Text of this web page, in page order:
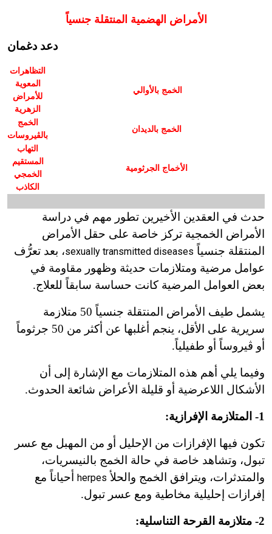
الأمراض الهضمية المنتقلة جنسياً
دعد دغمان
الخمج بالأوالي
التظاهرات
المعوية
للأمراض
الزهرية
الخمج بالديدان
الخمج
بالڤيروسات
الأخماج الجرثومية
التهاب
المستقيم
الخمجي
الكاذب
حدث في العقدين الأخيرين تطور مهم في دراسة
الأمراض الخمجية تركز خاصة على حقل الأمراض
المنتقلة جنسياً sexually transmitted diseases، بعد تعرُّف
عوامل مرضية ومتلازمات حديثة وظهور مقاومة في
بعض العوامل المرضية كانت حساسة سابقاً للعلاج.
يشمل طيف الأمراض المنتقلة جنسياً 50 متلازمة
سريرية على الأقل، ينجم أغلبها عن أكثر من 50 جرثوماً
أو ڤيروساً أو طفيلياً.
وفيما يلي أهم هذه المتلازمات مع الإشارة إلى أن
الأشكال اللاعرضية أو قليلة الأعراض شائعة الحدوث.
1- المتلازمة الإفرازية:
تكون فيها الإفرازات من الإحليل أو من المهبل مع عسر
تبول، وتشاهد خاصة في حالة الخمج بالنيسريات،
والمتدثرات، ويترافق الخمج والحلأ herpes أحياناً مع
إفرازات إحليلية مخاطية ومع عسر تبول.
2- متلازمة القرحة التناسلية: